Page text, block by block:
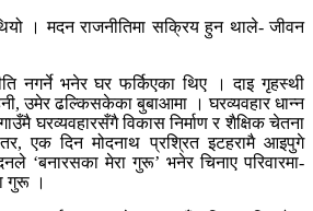
थियो । मदन राजनीतिमा सक्रिय हुन थाले- जीवन
नगर्ने भनेर घर फर्किएका थिए । दाइ गृहस्थी
उमेर ढल्किसकेका बुबाआमा । घरव्यवहार धान्न
घरव्यवहारसँगै विकास निर्माण र शैक्षिक चेतना
एक दिन मोदनाथ प्रश्रित इटहरामै आइपुगे
‘बनारसका मेरा गुरू’ भनेर चिनाए परिवारमा-
गुरू ।